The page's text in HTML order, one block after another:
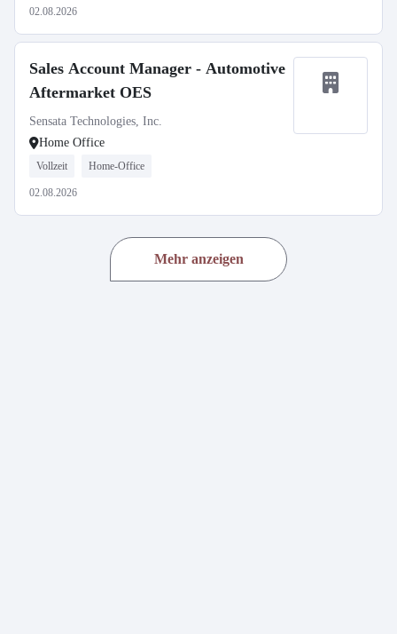
02.08.2026
Sales Account Manager - Automotive
Aftermarket OES
Sensata Technologies, Inc.
Home Office
Vollzeit Home-Office
02.08.2026
Mehr anzeigen